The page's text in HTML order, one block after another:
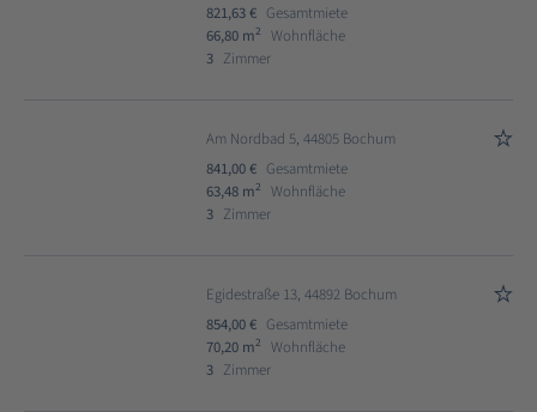
821,63 € Gesamtmiete
66,80 m2
Wohnfläche
3 Zimmer
Am Nordbad 5, 44805 Bochum
841,00 € Gesamtmiete
63,48 m2
Wohnfläche
3 Zimmer
Egidestraße 13, 44892 Bochum
854,00 € Gesamtmiete
70,20 m2
Wohnfläche
3 Zimmer